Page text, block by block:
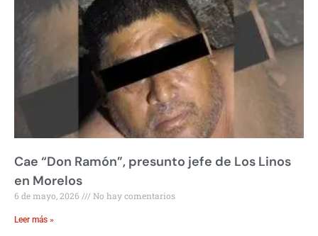
Cae “Don Ramón”, presunto jefe de Los Linos
en Morelos
6 de mayo, 2026 No hay comentarios
Leer más »